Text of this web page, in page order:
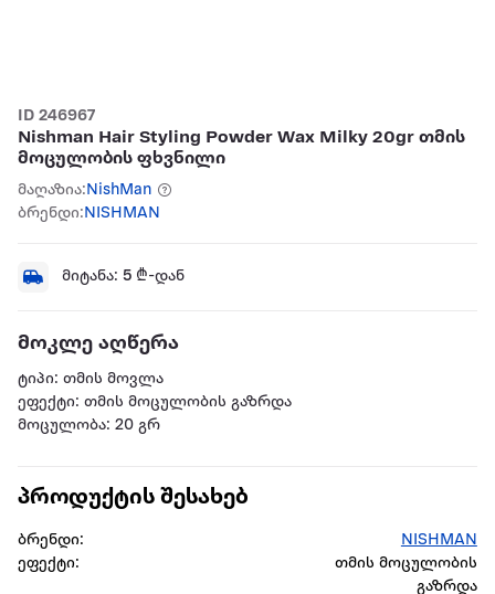
ID 246967
Nishman Hair Styling Powder Wax Milky 20gr თმის
მოცულობის ფხვნილი
მაღაზია: NishMan
ბრენდი: NISHMAN
მიტანა: 5 ₾-დან
მოკლე აღწერა
ტიპი: თმის მოვლა
ეფექტი: თმის მოცულობის გაზრდა
მოცულობა: 20 გრ
პროდუქტის შესახებ
ბრენდი:
NISHMAN
ეფექტი:
თმის მოცულობის
გაზრდა